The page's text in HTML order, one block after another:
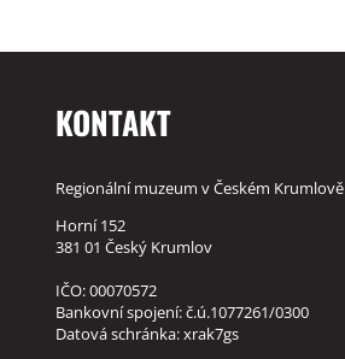
KONTAKT
Regionální muzeum v Českém Krumlově
Horní 152
381 01 Český Krumlov
IČO: 00070572
Bankovní spojení: č.ú.1077261/0300
Datová schránka: xrak7gs